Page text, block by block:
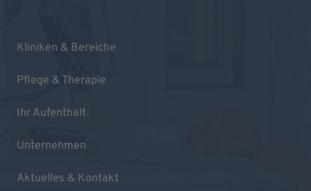
Kliniken & Bereiche
Pflege & Therapie
Ihr Aufenthalt
Unternehmen
Aktuelles & Kontakt